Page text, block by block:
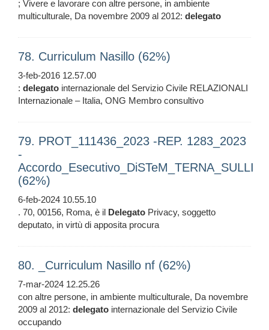
; Vivere e lavorare con altre persone, in ambiente
multiculturale, Da novembre 2009 al 2012: delegato
78. Curriculum Nasillo (62%)
3-feb-2016 12.57.00
: delegato internazionale del Servizio Civile RELAZIONALI
Internazionale – Italia, ONG Membro consultivo
79. PROT_111436_2023 -REP. 1283_2023
-
Accordo_Esecutivo_DiSTeM_TERNA_SULLI
(62%)
6-feb-2024 10.55.10
. 70, 00156, Roma, è il Delegato Privacy, soggetto
deputato, in virtù di apposita procura
80. _Curriculum Nasillo nf (62%)
7-mar-2024 12.25.26
con altre persone, in ambiente multiculturale, Da novembre
2009 al 2012: delegato internazionale del Servizio Civile
occupando